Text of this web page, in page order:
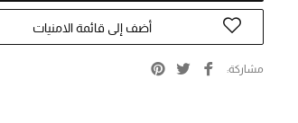
أضف إلى قائمة الامنيات
مشاركة